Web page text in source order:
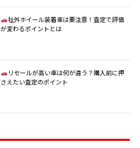
社外ホイール装着車は要注意！査定で評価
が変わるポイントとは
リセールが高い車は何が違う？購入前に押
さえたい査定のポイント